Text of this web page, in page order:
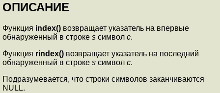
ОПИСАНИЕ
Функция index() возвращает указатель на впервые
обнаруженный в строке s символ c.
Функция rindex() возвращает указатель на последний
обнаруженный в строке s символ c.
Подразумевается, что строки символов заканчиваются
NULL.